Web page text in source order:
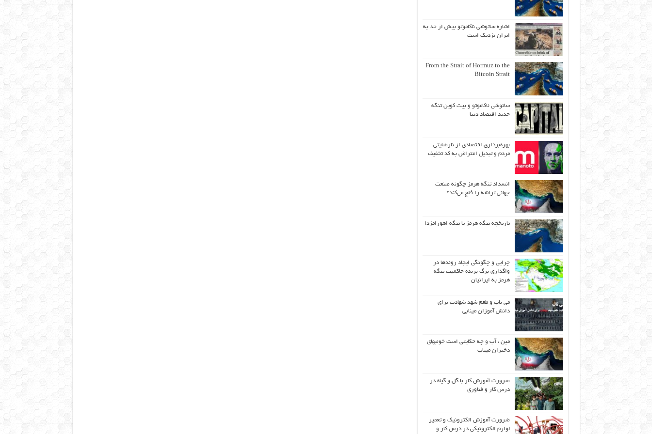
اشاره ساتوشی ناکاموتو بیش از حد به
ایران نزدیک است
From the Strait of Hormuz to the
Bitcoin Strait
ساتوشی ناکاموتو و بیت کوین تنگه
جدید اقتصاد دنیا
بهره‌برداری اقتصادی از نارضایتی
مردم و تبدیل اعتراض به کد تخفیف
انسداد تنگه هرمز چگونه صنعت
جهانی تراشه را فلج می‌کند؟
تاریخچه تنگه هرمز یا تنگه اهورامزدا
چرایی و چگونگی ایجاد روندها در
واگذاری برگ برنده حاکمیت تنگه
هرمز به ایرانیان
می ناب و طعم شهد شهادت برای
دانش آموزان مینابی
مین ، آب و چه حکایتی است خونبهای
دختران میناب
ضرورت آموزش کار با گل و گیاه در
درس کار و فناوری
ضرورت آموزش الکترونیک و تعمیر
لوازم الکترونیکی در درس کار و